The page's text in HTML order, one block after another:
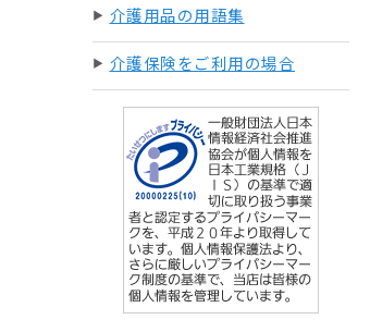
介護用品の用語集
介護保険をご利用の場合